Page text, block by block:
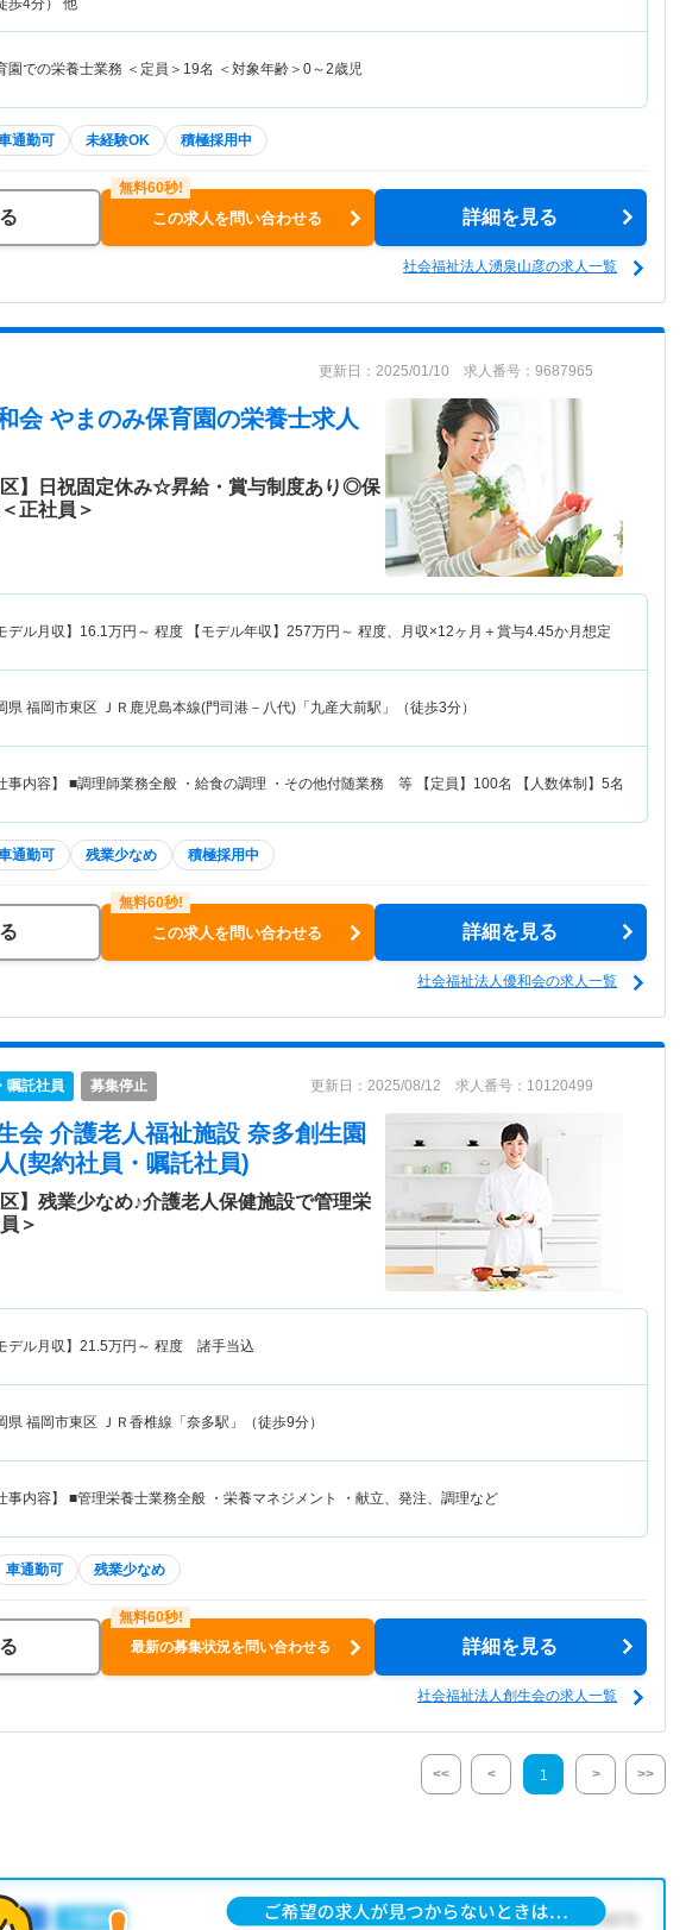
歩4分） 他
園での栄養士業務 ＜定員＞19名 ＜対象年齢＞0～2歳児
通勤可 未経験OK 積極採用中
この求人を問い合わせる 詳細を見る
社会福祉法人湧泉山彦の求人一覧
更新日：2025/01/10 求人番号：9687965
会 やまのみ保育園の栄養士求人
区】日祝固定休み☆昇給・賞与制度あり◎保
正社員＞
デル月収】 16.1万円～ 程度 【モデル年収】 257万円～ 程度、月収×12ヶ月＋賞与4.45か月想定
県 福岡市東区 ＪＲ鹿児島本線(門司港－八代)「九産大前駅」（徒歩3分）
事内容】 ■調理師業務全般 ・給食の調理 ・その他付随業務 等 【定員】100名 【人数体制】5名
通勤可 残業少なめ 積極採用中
この求人を問い合わせる 詳細を見る
社会福祉法人優和会の求人一覧
嘱託社員 募集停止 更新日：2025/08/12 求人番号：10120499
会 介護老人福祉施設 奈多創生園
(契約社員・嘱託社員)
】残業少なめ♪介護老人保健施設で管理栄
＞
デル月収】 21.5万円～ 程度 諸手当込
県 福岡市東区 ＪＲ香椎線「奈多駅」（徒歩9分）
事内容】 ■管理栄養士業務全般 ・栄養マネジメント ・献立、発注、調理など
車通勤可 残業少なめ
最新の募集状況を問い合わせる 詳細を見る
社会福祉法人創生会の求人一覧
<< < 1 > >>